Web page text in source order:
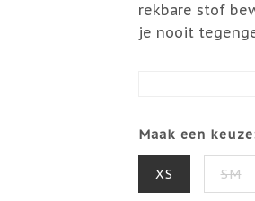
rekbare stof
je nooit
Maak een
XS SM